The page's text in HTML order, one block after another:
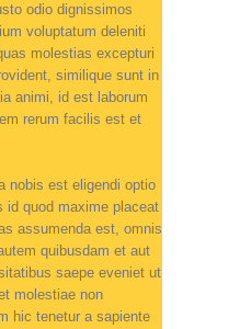
odio dignissimos
voluptatum deleniti
molestias excepturi
similique sunt in
animi, id est laborum
rerum facilis est et
nobis est eligendi optio
id quod maxime placeat
assumenda est, omnis
quibusdam et aut
saepe eveniet ut
molestiae non
hic tenetur a sapiente